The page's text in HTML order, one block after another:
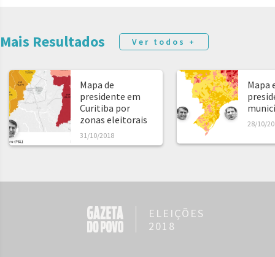
Mais Resultados Ver todos +
Mapa de
presidente em
Curitiba por
zonas eleitorais
31/10/2018
Mapa
28/10/
ELEIÇÕES
2018